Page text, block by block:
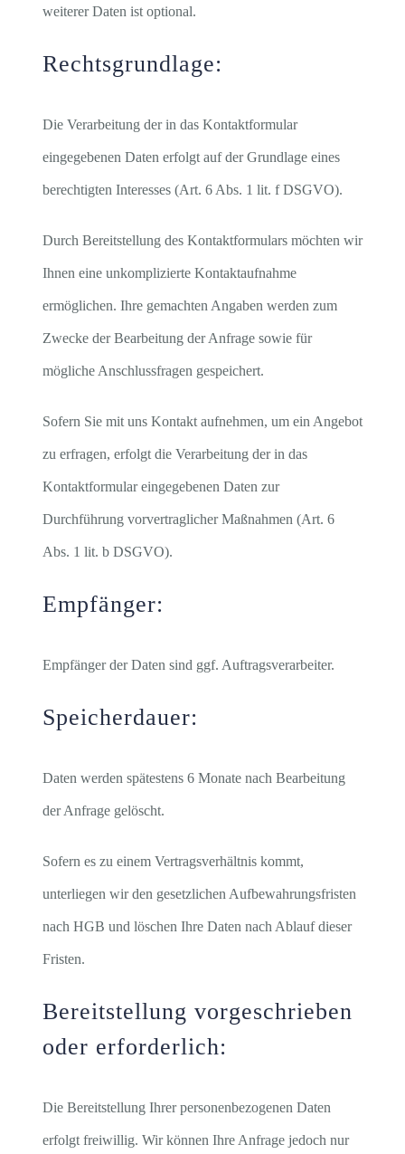
weiterer Daten ist optional.
Rechtsgrundlage:
Die Verarbeitung der in das Kontaktformular
eingegebenen Daten erfolgt auf der Grundlage eines
berechtigten Interesses (Art. 6 Abs. 1 lit. f DSGVO).
Durch Bereitstellung des Kontaktformulars möchten wir
Ihnen eine unkomplizierte Kontaktaufnahme
ermöglichen. Ihre gemachten Angaben werden zum
Zwecke der Bearbeitung der Anfrage sowie für
mögliche Anschlussfragen gespeichert.
Sofern Sie mit uns Kontakt aufnehmen, um ein Angebot
zu erfragen, erfolgt die Verarbeitung der in das
Kontaktformular eingegebenen Daten zur
Durchführung vorvertraglicher Maßnahmen (Art. 6
Abs. 1 lit. b DSGVO).
Empfänger:
Empfänger der Daten sind ggf. Auftragsverarbeiter.
Speicherdauer:
Daten werden spätestens 6 Monate nach Bearbeitung
der Anfrage gelöscht.
Sofern es zu einem Vertragsverhältnis kommt,
unterliegen wir den gesetzlichen Aufbewahrungsfristen
nach HGB und löschen Ihre Daten nach Ablauf dieser
Fristen.
Bereitstellung vorgeschrieben
oder erforderlich:
Die Bereitstellung Ihrer personenbezogenen Daten
erfolgt freiwillig. Wir können Ihre Anfrage jedoch nur